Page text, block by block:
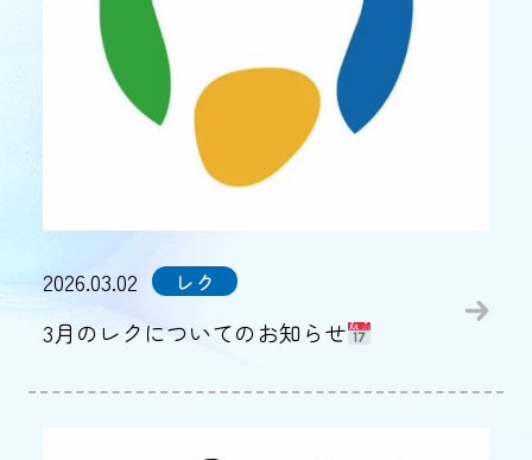
2026.03.02
3月のレクについてのお知らせ
レク